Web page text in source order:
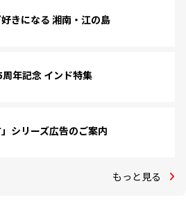
きになる 湘南・江の島
年記念 インド特集
」シリーズ広告のご案内
もっと見る